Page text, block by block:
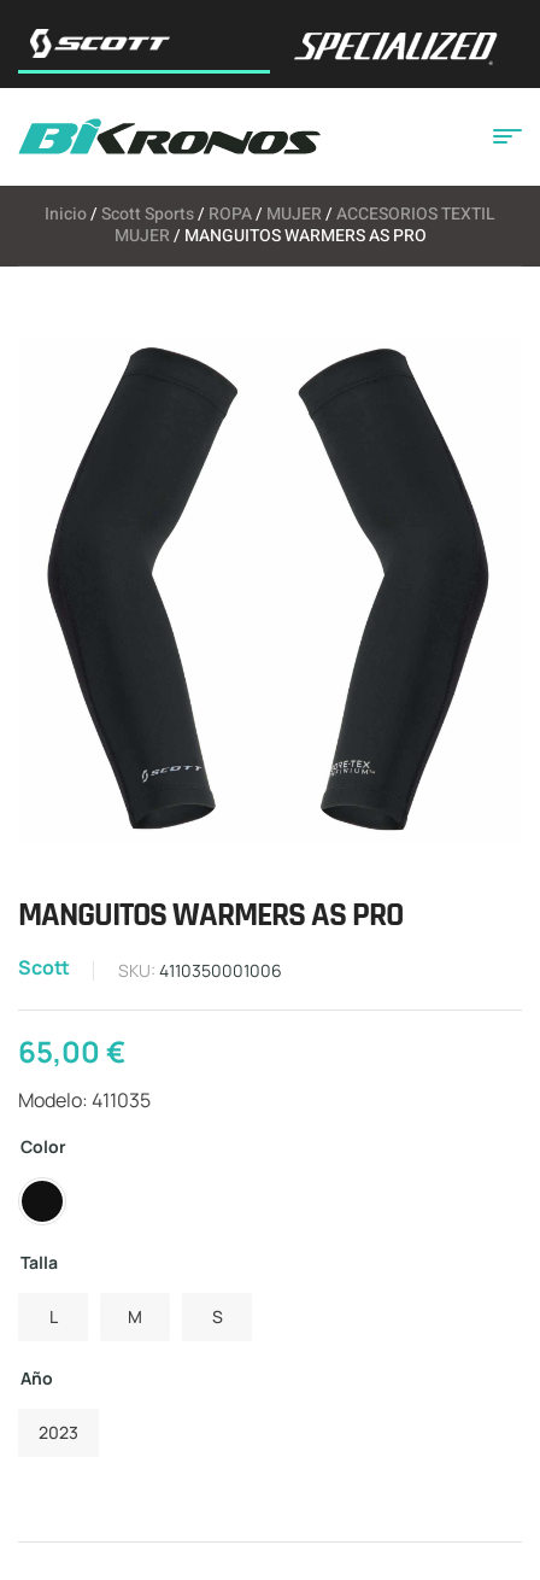
Inicio/Scott Sports/ ROPA/ MUJER/ACCESORIOS TEXTIL
MUJER/ MANGUITOS WARMERS AS PRO
MANGUITOS WARMERS AS PRO
Scott SKU: 4110350001006
65,00€
Modelo: 411035
Color
Talla
L M S
Año
2023